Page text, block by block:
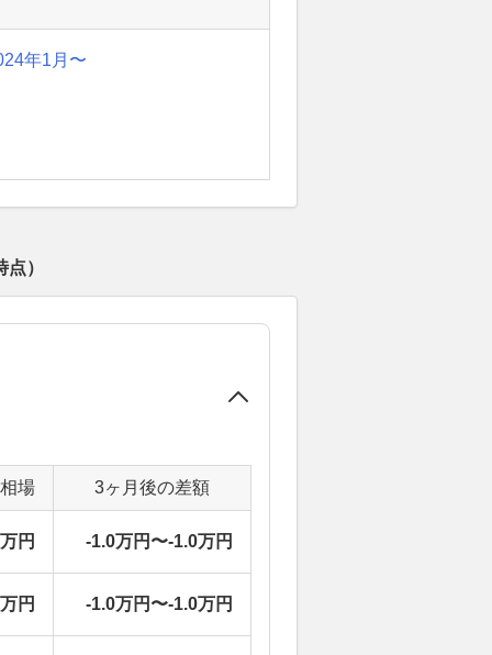
年1月〜
点）
場 3ヶ月後の差額
円 -1.0万円〜-1.0万円
円 -1.0万円〜-1.0万円